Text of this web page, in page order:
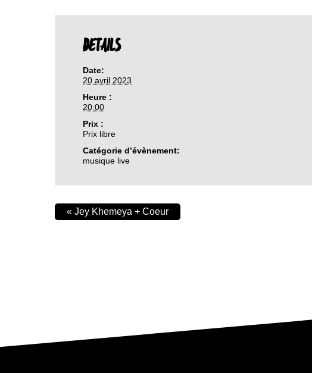
DETAILS
Date:
20 avril 2023
Heure :
20:00
Prix :
Prix libre
Catégorie d’évènement:
musique live
« Jey Khemeya + Coeur